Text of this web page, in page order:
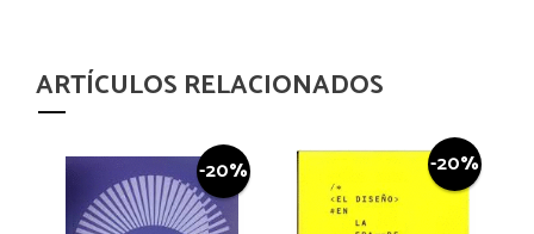
ARTÍCULOS RELACIONADOS
-20% -20%